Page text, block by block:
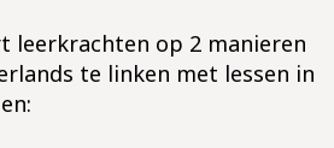
leerkrachten op 2 manieren
te linken met lessen in